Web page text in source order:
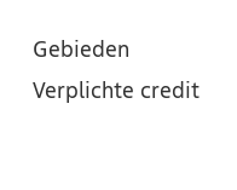
Gebieden
Verplichte credit